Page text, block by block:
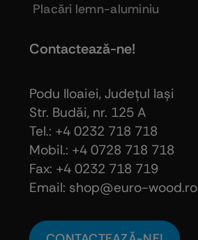
Placări lemn-aluminiu
Contactează-ne!
Podu Iloaiei, Judeţul Iaşi
Str. Budăi, nr. 125 A
Tel.: +4 0232 718 718
Mobil.: +4 0728 718 718
Fax: +4 0232 718 719
Email: shop@euro-wood.ro